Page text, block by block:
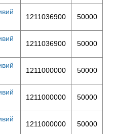
1211036900 50000
1211036900 50000
1211000000 50000
1211000000 50000
1211000000 50000